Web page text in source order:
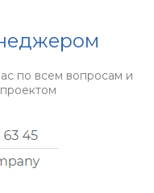
по всем вопросам и